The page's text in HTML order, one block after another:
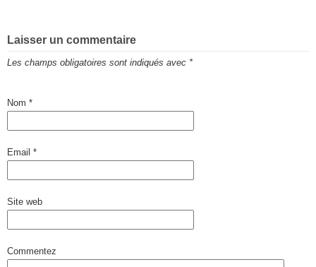
Laisser un commentaire
Les champs obligatoires sont indiqués avec *
Nom *
Email *
Site web
Commentez